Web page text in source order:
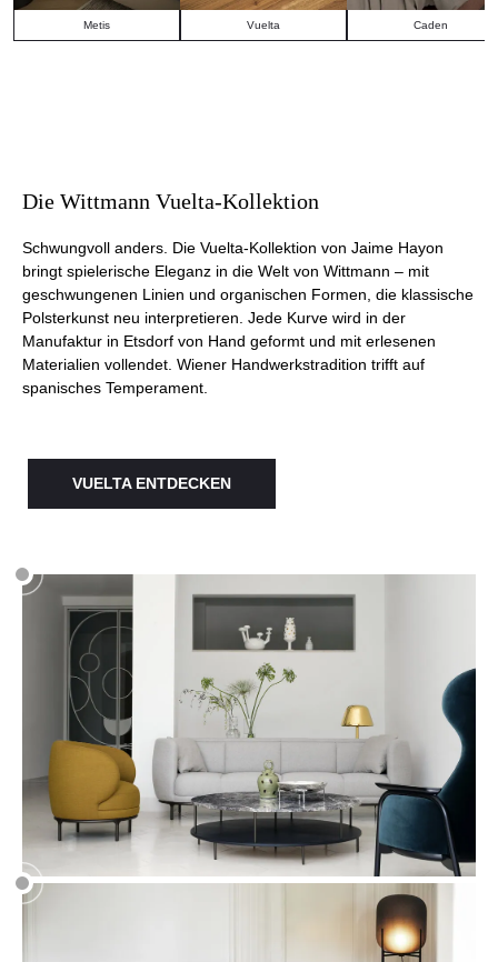
Metis Vuelta Caden
Die Wittmann Vuelta-Kollektion
Schwungvoll anders. Die Vuelta-Kollektion von Jaime Hayon
bringt spielerische Eleganz in die Welt von Wittmann – mit
geschwungenen Linien und organischen Formen, die klassische
Polsterkunst neu interpretieren. Jede Kurve wird in der
Manufaktur in Etsdorf von Hand geformt und mit erlesenen
Materialien vollendet. Wiener Handwerkstradition trifft auf
spanisches Temperament.
VUELTA ENTDECKEN